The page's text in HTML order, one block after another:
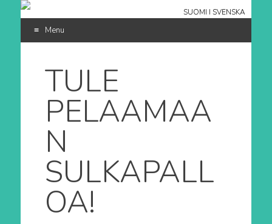
SUOMI ISVENSKA
Menu
TULE
PELAAMAA
N
SULKAPALL
OA!